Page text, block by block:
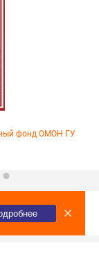
фонд ОМОН ГУ